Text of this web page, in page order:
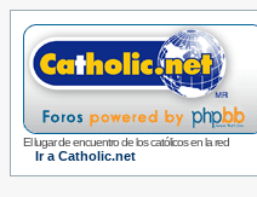
El lugar de encuentro de los católicos en la red
Ir a Catholic.net